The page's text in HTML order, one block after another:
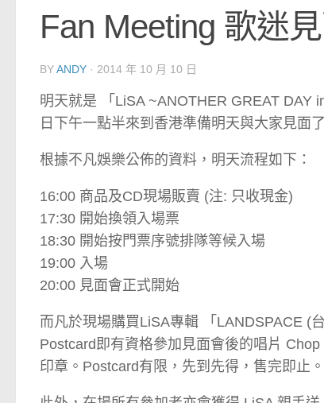
Fan Meeting 歌迷
BYANDY · 2014 年 10 月 10 日
明天就是 「LiSA ~ANOTHER GREAT DAY
日下午一點半來到香港準備明天與大家見面了
根據不凡娛樂公佈的資料，明天流程如下：
16:00 商品及CD現場販賣 (注: 只收現金)
17:30 開始換領入場票
18:30 開始按門票序號排隊等候入場
19:00 入場
20:00 見面會正式開始
而凡於現場購買LiSA專輯 「LANDSPACE (
Postcard即有資格參加見面會後的唱片
印章。Postcard有限，先到先得，售完即止。